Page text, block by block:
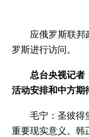
应俄罗斯联邦
罗斯进行访问。
总台央视记者
活动安排和中方期
毛宁：圣彼得
重要现实意义。韩